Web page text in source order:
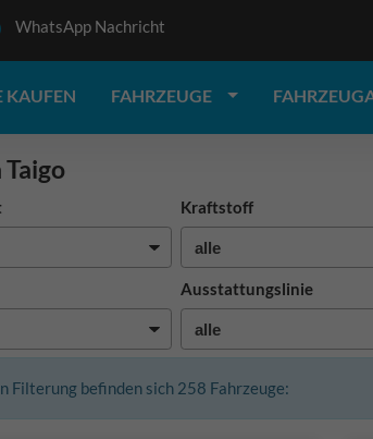
WhatsApp Nachricht
KAUFEN FAHRZEUGE
Kraftstoff
Ausstattungslinie
Filterung befinden sich 258 Fahrzeuge: